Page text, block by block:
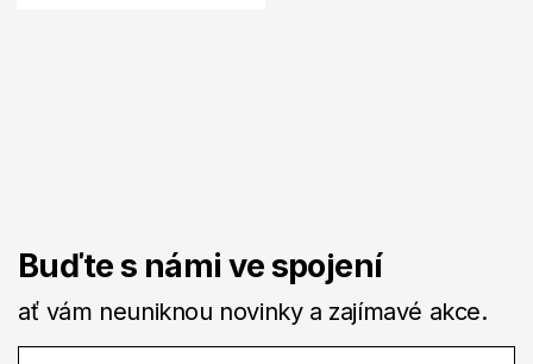
Buďte s námi ve spojení
ať vám neuniknou novinky a zajímavé akce.